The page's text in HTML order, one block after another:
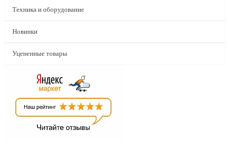
Техника и оборудование
Новинки
Уцененные товары